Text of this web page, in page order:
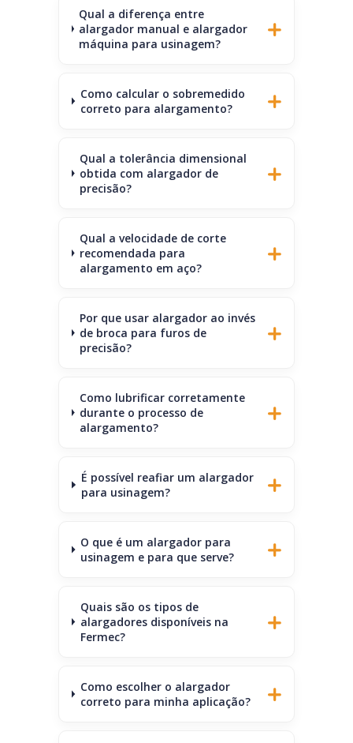
Qual a diferença entre
alargador manual e alargador
máquina para usinagem?
Como calcular o sobremedido
correto para alargamento?
Qual a tolerância dimensional
obtida com alargador de
precisão?
Qual a velocidade de corte
recomendada para
alargamento em aço?
Por que usar alargador ao invés
de broca para furos de
precisão?
Como lubrificar corretamente
durante o processo de
alargamento?
É possível reafiar um alargador
para usinagem?
O que é um alargador para
usinagem e para que serve?
Quais são os tipos de
alargadores disponíveis na
Fermec?
Como escolher o alargador
correto para minha aplicação?